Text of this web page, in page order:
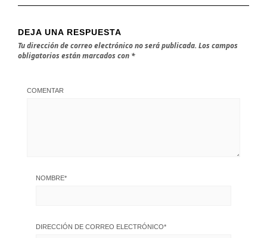
DEJA UNA RESPUESTA
Tu dirección de correo electrónico no será publicada. Los campos
obligatorios están marcados con *
COMENTAR
NOMBRE*
DIRECCIÓN DE CORREO ELECTRÓNICO*